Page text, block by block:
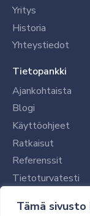
Tämä
Yritys
Historia
Yhteystiedot
Tietopankki
Ajankohtaista
Blogi
Käyttöohjeet
Ratkaisut
Referenssit
Tietoturvatesti
Tilaajalle